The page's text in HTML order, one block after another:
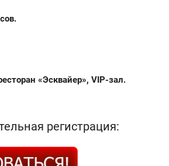
«Эсквайер», VIP-зал.
регистрация: